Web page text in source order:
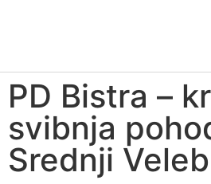
PD Bistra –
svibnja
Srednji